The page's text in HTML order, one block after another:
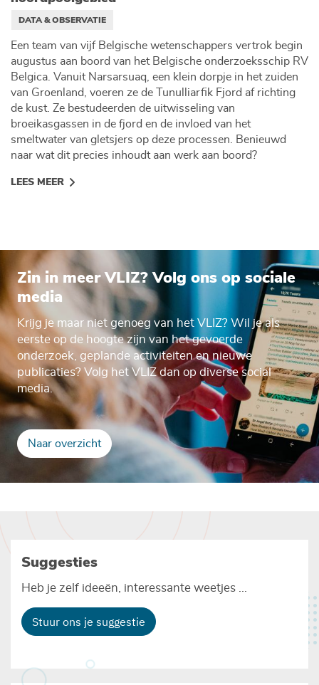
DATA & OBSERVATIE
Een team van vijf Belgische wetenschappers vertrok begin
augustus aan boord van het Belgische onderzoeksschip RV
Belgica. Vanuit Narsarsuaq, een klein dorpje in het zuiden
van Groenland, voeren ze de Tunulliarfik Fjord af richting
de kust. Ze bestudeerden de uitwisseling van
broeikasgassen in de fjord en de invloed van het
smeltwater van gletsjers op deze processen. Benieuwd
naar wat dit precies inhoudt aan werk aan boord?
LEES MEER
Zin in meer VLIZ? Volg ons op sociale
media
Krijg je maar niet genoeg van het VLIZ? Wil je als
eerste op de hoogte zijn van het gevoerde
onderzoek, geplande activiteiten en nieuwe
publicaties? Volg het VLIZ dan op diverse social
media.
Naar overzicht
Suggesties
Heb je zelf ideeën, interessante weetjes ...
Stuur ons je suggestie